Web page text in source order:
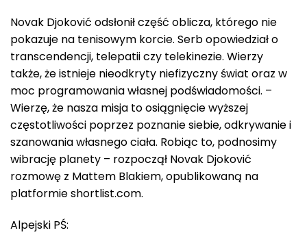
Novak Djoković odsłonił część oblicza, którego nie
pokazuje na tenisowym korcie. Serb opowiedział o
transcendencji, telepatii czy telekinezie. Wierzy
także, że istnieje nieodkryty niefizyczny świat oraz w
moc programowania własnej podświadomości. –
Wierzę, że nasza misja to osiągnięcie wyższej
częstotliwości poprzez poznanie siebie, odkrywanie i
szanowania własnego ciała. Robiąc to, podnosimy
wibrację planety – rozpoczął Novak Djoković
rozmowę z Mattem Blakiem, opublikowaną na
platformie shortlist.com.
Alpejski PŚ: